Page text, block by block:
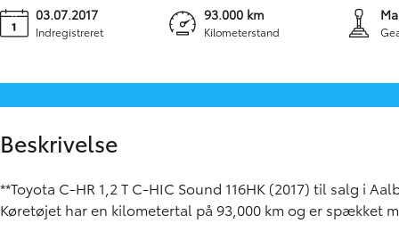
Indregistreret
03.07.2017
Kilometerstand
93.000 km
Beskrivelse
**Toyota C-HR 1,2 T C-HIC Sound 116HK (2017) til salg i
Køretøjet har en kilometertal på 93,000 km og er spækket